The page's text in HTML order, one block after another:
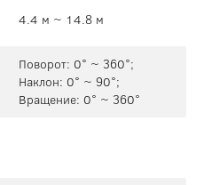
4.4 м ~ 14.8 м
Поворот: 0° ~ 360°;
Наклон: 0° ~ 90°;
Вращение: 0° ~ 360°